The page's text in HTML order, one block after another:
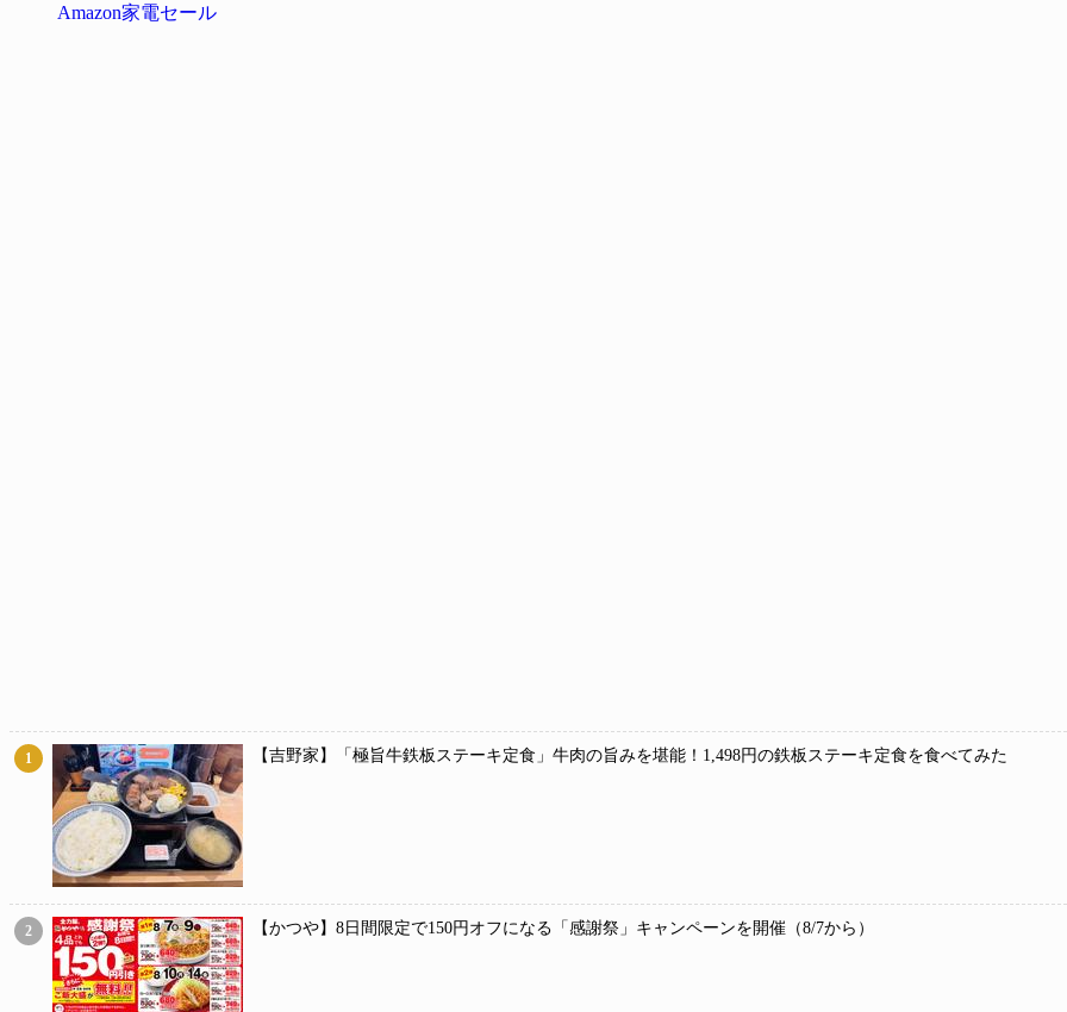
Amazon家電セール
1 【吉野家】「極旨牛鉄板ステーキ定食」牛肉の旨みを堪能！1,498円の鉄板ステーキ定食を食べてみた
2 【かつや】8日間限定で150円オフになる「感謝祭」キャンペーンを開催（8/7から）